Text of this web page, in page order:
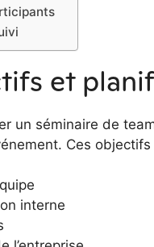
et
un séminaire de
Ces
interne